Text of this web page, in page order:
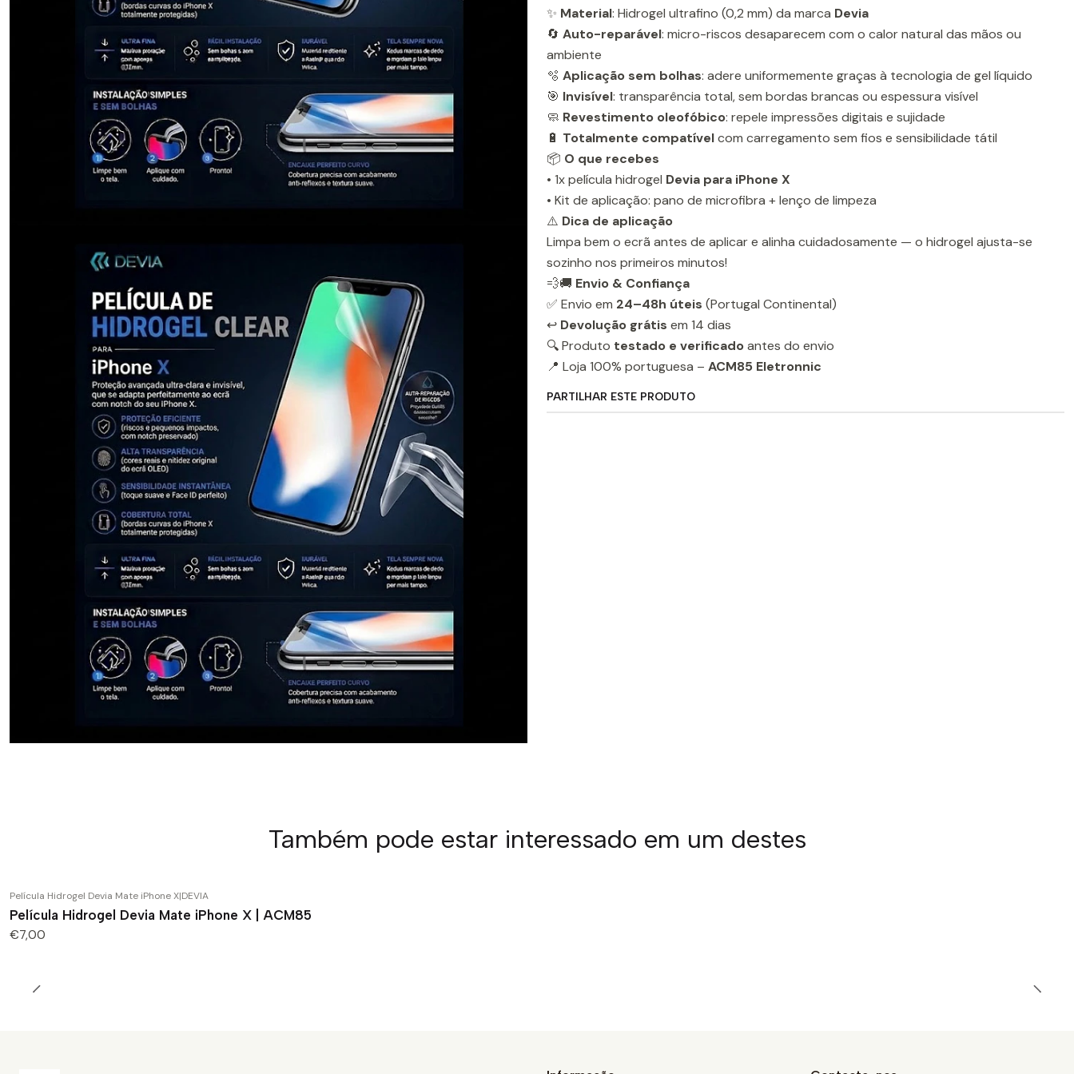
✨ Material: Hidrogel ultrafino (0,2 mm) da marca Devia
🔄 Auto-reparável: micro-riscos desaparecem com o calor natural das mãos ou
ambiente
🫧 Aplicação sem bolhas: adere uniformemente graças à tecnologia de gel líquido
🎯 Invisível: transparência total, sem bordas brancas ou espessura visível
🧼 Revestimento oleofóbico: repele impressões digitais e sujidade
🔋 Totalmente compatívelcom carregamento sem fios e sensibilidade tátil
📦 O que recebes
• 1x película hidrogel Devia para iPhone X
• Kit de aplicação: pano de microfibra + lenço de limpeza
⚠️ Dica de aplicação
Limpa bem o ecrã antes de aplicar e alinha cuidadosamente — o hidrogel ajusta-se
sozinho nos primeiros minutos!
💨🚚 Envio & Confiança
✅ Envio em 24–48h úteis (Portugal Continental)
↩️ Devolução grátis em 14 dias
🔍 Produto testado e verificadoantes do envio
📍 Loja 100% portuguesa – ACM85 Eletronnic
PARTILHAR ESTE PRODUTO
Também pode estar interessado em um destes
Película Hidrogel Devia Mate iPhone X|DEVIA
Película Hidrogel Devia Mate iPhone X | ACM85
€7,00